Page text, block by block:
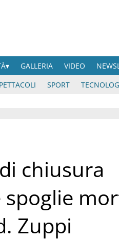
GALLERIA VIDEO
SPORT
chiusura
Zuppi